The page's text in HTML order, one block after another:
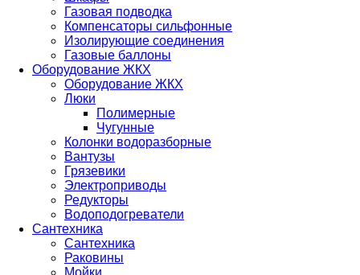
Газовая подводка
Компенсаторы сильфонные
Изолирующие соединения
Газовые баллоны
Оборудование ЖКХ
Оборудование ЖКХ
Люки
Полимерные
Чугунные
Колонки водоразборные
Вантузы
Грязевики
Электроприводы
Редукторы
Водоподогреватели
Сантехника
Сантехника
Раковины